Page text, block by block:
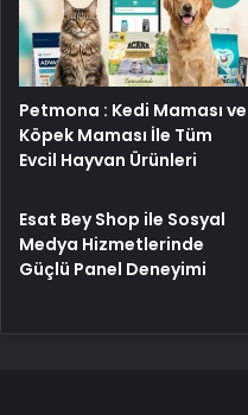
Petmona : Kedi Maması ve
Köpek Maması İle Tüm
Evcil Hayvan Ürünleri
Esat Bey Shop ile Sosyal
Medya Hizmetlerinde
Güçlü Panel Deneyimi